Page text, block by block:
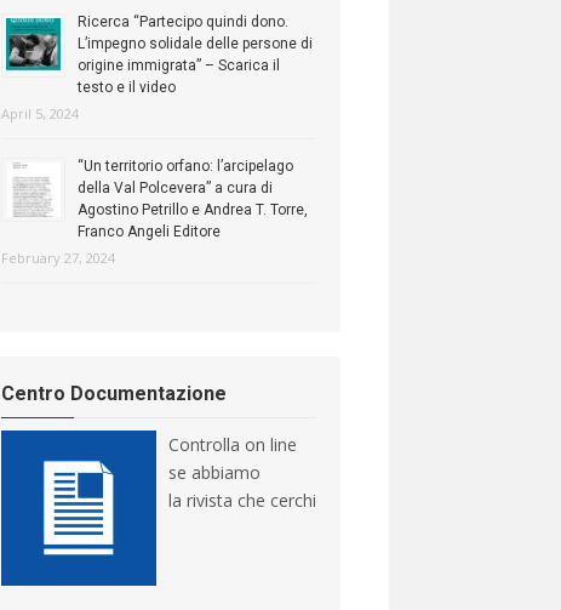
Ricerca “Partecipo quindi dono.
L’impegno solidale delle persone di
origine immigrata” – Scarica il
testo e il video
April 5, 2024
“Un territorio orfano: l’arcipelago
della Val Polcevera” a cura di
Agostino Petrillo e Andrea T. Torre,
Franco Angeli Editore
February 27, 2024
Centro Documentazione
Controlla on line
se abbiamo
la rivista che cerchi